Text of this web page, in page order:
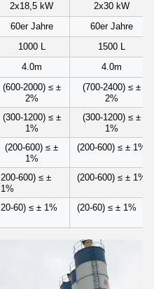
2x18,5 kW
2x30 kW
60er Jahre
60er Jahre
1000 L
1500 L
4.0m
4.0m
(600-2000) ≤ ±
2%
(700-2400) ≤ ±
2%
(300-1200) ≤ ±
1%
(300-1200) ≤ ±
1%
(200-600) ≤ ±
1%
(200-600) ≤ ± 1%
200-600) ≤ ±
1%
(200-600) ≤ ± 1%
20-60) ≤ ± 1% (20-60) ≤ ± 1%